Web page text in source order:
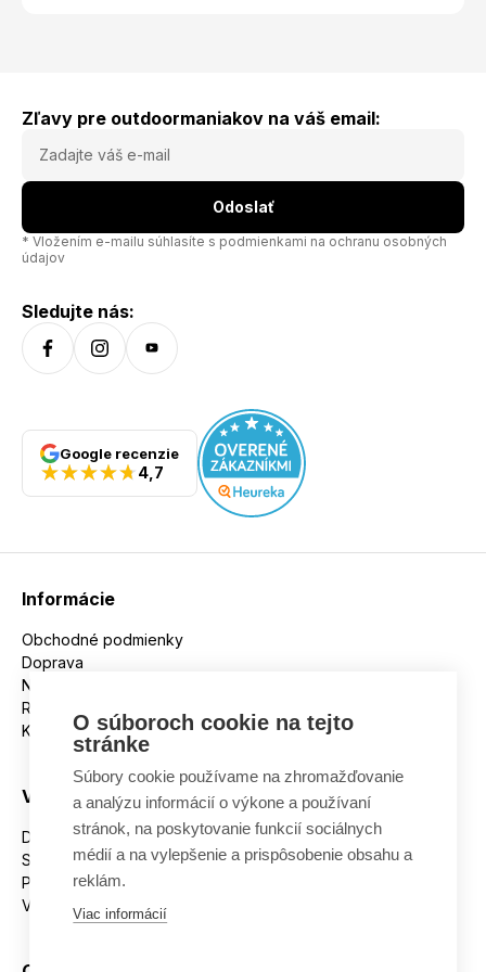
Hmotnosť - 1000g
Zľavy pre outdoormaniakov na váš email:
Odoslať
* Vložením e-mailu súhlasíte s podmienkami na ochranu osobných
údajov
Sledujte nás:
Google recenzie
4,7
Informácie
Obchodné podmienky
Doprava
Nakupujeme na splátky
Reklamácie
Kontakt
Všetko o nákupe
Dostupnosť tovaru
Spracovanie osobných údajov
Platba
Výmena a vrátenie tovaru
O súboroch cookie na tejto
stránke
Súbory cookie používame na zhromažďovanie
a analýzu informácií o výkone a používaní
stránok, na poskytovanie funkcií sociálnych
médií a na vylepšenie a prispôsobenie obsahu a
reklám.
Viac informácií